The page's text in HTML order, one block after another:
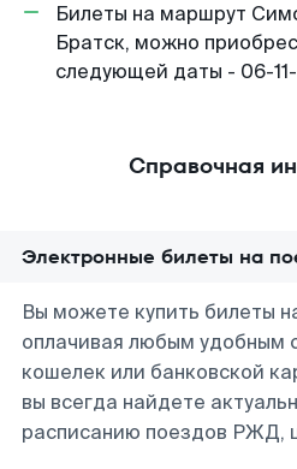
Билеты на маршрут
Братск, можно
следующей даты - 06-
Справочная
Электронные билеты на
Вы можете купить билеты
оплачивая любым удобным
кошелек или банковской
вы всегда найдете
расписанию поездов РЖД,